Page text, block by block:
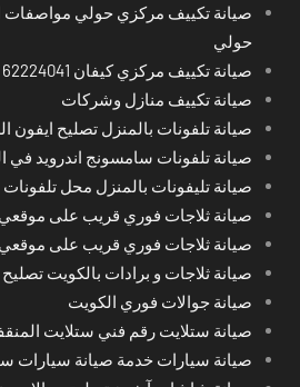
صيانة تكييف مركزي حولي
حولي
صيانة تكييف مركزي كيفان 62224041
صيانة تكييف منازل وشركات
صيانة تلفونات بالمنزل تصليح ايفون
صيانة تلفونات سامسونج اندرويد في
صيانة تليفونات بالمنزل محل
صيانة ثلاجات فوري قريب على موقعي
صيانة ثلاجات فوري قريب على موقعي
صيانة ثلاجات و برادات بالكويت
صيانة جوالات فوري الكويت
صيانة ستلايت رقم فني ستلايت
صيانة سيارات خدمة صيانة سيارات